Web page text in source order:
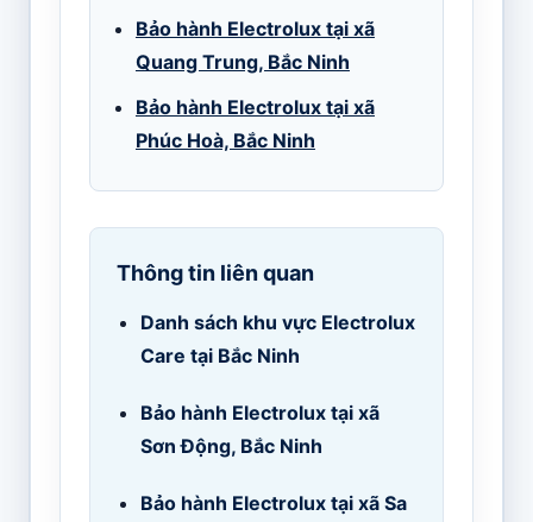
Bảo hành Electrolux tại xã
Quang Trung, Bắc Ninh
Bảo hành Electrolux tại xã
Phúc Hoà, Bắc Ninh
Thông tin liên quan
Danh sách khu vực Electrolux
Care tại Bắc Ninh
Bảo hành Electrolux tại xã
Sơn Động, Bắc Ninh
Bảo hành Electrolux tại xã Sa